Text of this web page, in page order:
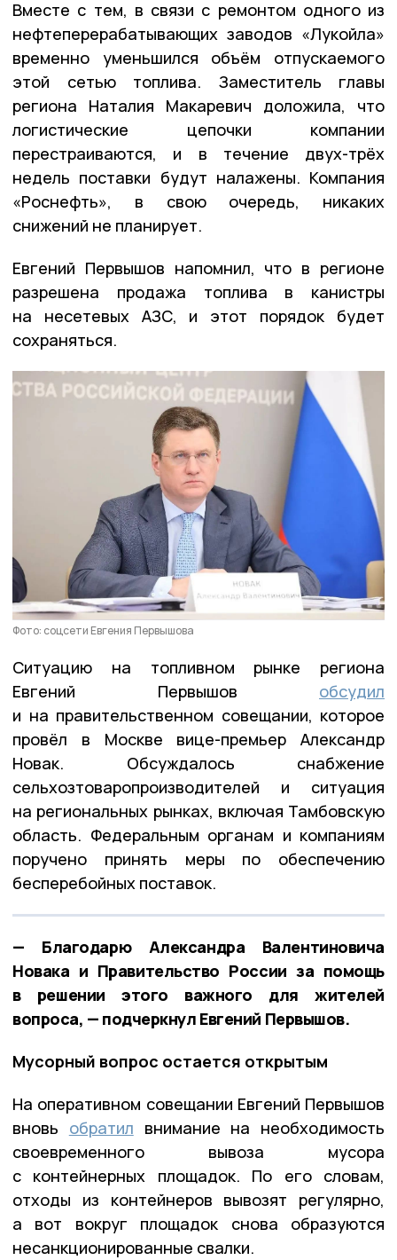
Вместе с тем, в связи с ремонтом одного из
нефтеперерабатывающих заводов «Лукойла»
временно уменьшился объём отпускаемого
этой сетью топлива. Заместитель главы
региона Наталия Макаревич доложила, что
логистические цепочки компании
перестраиваются, и в течение двух-трёх
недель поставки будут налажены. Компания
«Роснефть», в свою очередь, никаких
снижений не планирует.
Евгений Первышов напомнил, что в регионе
разрешена продажа топлива в канистры
на несетевых АЗС, и этот порядок будет
сохраняться.
Фото: соцсети Евгения Первышова
Ситуацию на топливном рынке региона
Евгений Первышов обсудил
и на правительственном совещании, которое
провёл в Москве вице-премьер Александр
Новак. Обсуждалось снабжение
сельхозтоваропроизводителей и ситуация
на региональных рынках, включая Тамбовскую
область. Федеральным органам и компаниям
поручено принять меры по обеспечению
бесперебойных поставок.
— Благодарю Александра Валентиновича
Новака и Правительство России за помощь
в решении этого важного для жителей
вопроса, — подчеркнул Евгений Первышов.
Мусорный вопрос остается открытым
На оперативном совещании Евгений Первышов
вновь обратил внимание на необходимость
своевременного вывоза мусора
с контейнерных площадок. По его словам,
отходы из контейнеров вывозят регулярно,
а вот вокруг площадок снова образуются
несанкционированные свалки.